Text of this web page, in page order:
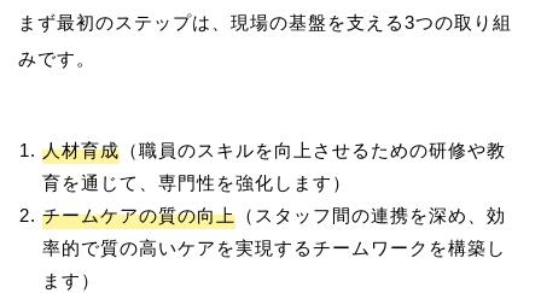
まず最初のステップは、現場の基盤を支える3つの取り組
人材育成 （職員のスキルを向上させるための研修や教
育を通じて、専門性を強化します）
チームケアの質の向上 （スタッフ間の連携を深め、効
率的で質の高いケアを実現するチームワークを構築し
ます）